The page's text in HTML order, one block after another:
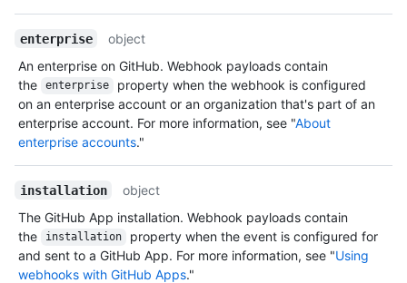
enterprise
object
An enterprise on GitHub. Webhook payloads contain
the
enterprise
property when the webhook is configured
on an enterprise account or an organization that's part of an
enterprise account. For more information, see "About
enterprise accounts."
installation
object
The GitHub App installation. Webhook payloads contain
the
installation
property when the event is configured for
and sent to a GitHub App. For more information, see "Using
webhooks with GitHub Apps."